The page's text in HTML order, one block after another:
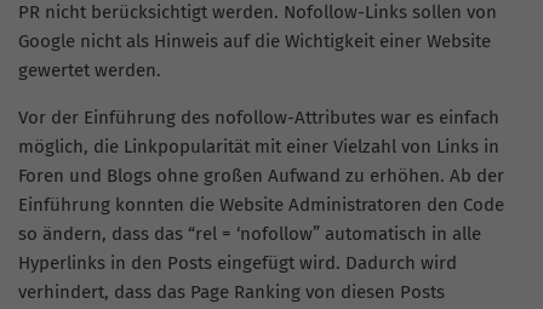
PR nicht berücksichtigt werden. Nofollow-Links sollen von
Google nicht als Hinweis auf die Wichtigkeit einer Website
gewertet werden.
Vor der Einführung des nofollow-Attributes war es einfach
möglich, die Linkpopularität mit einer Vielzahl von Links in
Foren und Blogs ohne großen Aufwand zu erhöhen. Ab der
Einführung konnten die Website Administratoren den Code
so ändern, dass das “rel = ‘nofollow” automatisch in alle
Hyperlinks in den Posts eingefügt wird. Dadurch wird
verhindert, dass das Page Ranking von diesen Posts